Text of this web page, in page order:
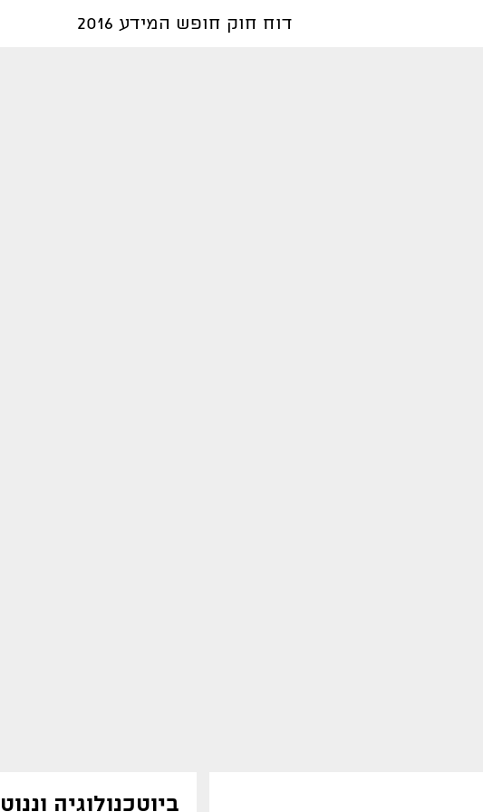
דוח חוק חופש המידע 2016
ביוטכנולוגיה